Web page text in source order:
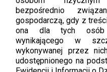
bezpośrednio
gospodarczą, gdy z
ona dla tych osób
wynikającego w
wykonywanej przez
udostępnionego na